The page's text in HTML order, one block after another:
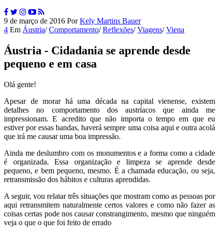
9 de março de 2016 Por Kely Martins Bauer
4 Em Áustria/ Comportamento/ Reflexões/ Viagens/ Viena
Áustria - Cidadania se aprende desde
pequeno e em casa
Olá gente!
Apesar de morar há uma década na capital vienense, existem
detalhes no comportamento dos austríacos que ainda me
impressionam. E acredito que não importa o tempo em que eu
estiver por essas bandas, haverá sempre uma coisa aqui e outra acolá
que irá me causar uma boa impressão.
Ainda me deslumbro com os monumentos e a forma como a cidade
é organizada. Essa organização e limpeza se aprende desde
pequeno, e bem pequeno, mesmo. É a chamada educação, ou seja,
retransmissão dos hábitos e culturas aprendidas.
A seguir, vou relatar três situações que mostram como as pessoas por
aqui retransmitem naturalmente certos valores e como não fazer as
coisas certas pode nos causar constrangimento, mesmo que ninguém
veja o que o que foi feito de errado